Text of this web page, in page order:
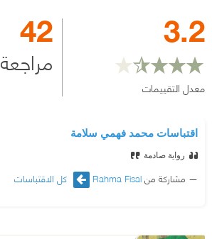
3.2
معدل التقييمات
42
مراجعة
اقتباسات محمد فهمي سلامة
رواية صادمة
مشاركة منRahma Fisal كل الاقتباسات